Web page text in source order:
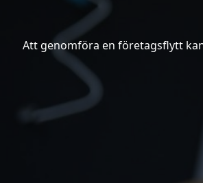
Att genomföra en företagsflytt